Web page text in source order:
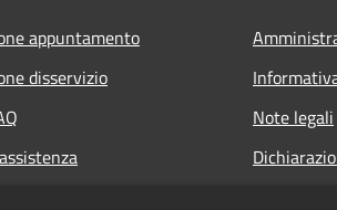
appuntamento
disservizio
Note legali